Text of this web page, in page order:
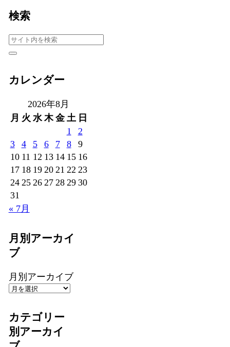
検索
カレンダー
2026年8月
月 火 水 木 金 土 日
1
2
3
4 5 6 7 8
9
10 11 12 13 14 15 16
17 18 19 20 21 22 23
24 25 26 27 28 29 30
31
« 7月
月別アーカイ
ブ
月別アーカイブ
カテゴリー
別アーカイ